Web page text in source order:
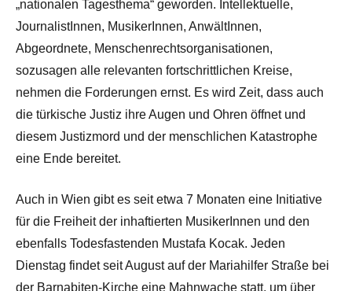
„nationalen Tagesthema“ geworden. Intellektuelle,
JournalistInnen, MusikerInnen, AnwältInnen,
Abgeordnete, Menschenrechtsorganisationen,
sozusagen alle relevanten fortschrittlichen Kreise,
nehmen die Forderungen ernst. Es wird Zeit, dass auch
die türkische Justiz ihre Augen und Ohren öffnet und
diesem Justizmord und der menschlichen Katastrophe
eine Ende bereitet.
Auch in Wien gibt es seit etwa 7 Monaten eine Initiative
für die Freiheit der inhaftierten MusikerInnen und den
ebenfalls Todesfastenden Mustafa Kocak. Jeden
Dienstag findet seit August auf der Mariahilfer Straße bei
der Barnabiten-Kirche eine Mahnwache statt, um über